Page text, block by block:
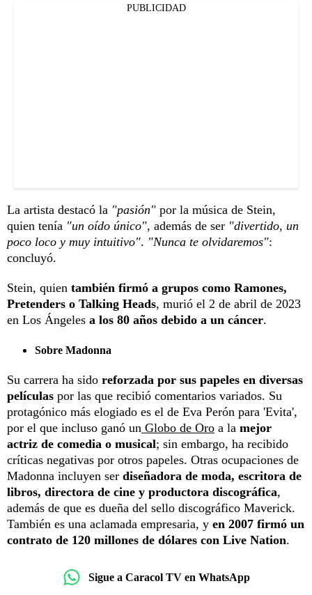
PUBLICIDAD
La artista destacó la "pasión" por la música de Stein,
quien tenía "un oído único", además de ser "divertido, un
poco loco y muy intuitivo". "Nunca te olvidaremos":
concluyó.
Stein, quien también firmó a grupos como Ramones,
Pretenders o Talking Heads, murió el 2 de abril de 2023
en Los Ángeles a los 80 años debido a un cáncer.
Sobre Madonna
Su carrera ha sido reforzada por sus papeles en diversas
películas por las que recibió comentarios variados. Su
protagónico más elogiado es el de Eva Perón para 'Evita',
por el que incluso ganó un Globo de Oro a la mejor
actriz de comedia o musical; sin embargo, ha recibido
críticas negativas por otros papeles. Otras ocupaciones de
Madonna incluyen ser diseñadora de moda, escritora de
libros, directora de cine y productora discográfica,
además de que es dueña del sello discográfico Maverick.
También es una aclamada empresaria, y en 2007 firmó un
contrato de 120 millones de dólares con Live Nation.
Sigue a Caracol TV en WhatsApp